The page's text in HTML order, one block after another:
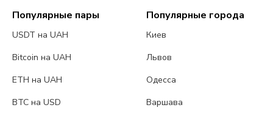
Популярные пары
USDT на UAH
Bitcoin на UAH
ETH на UAH
BTC на USD
Популярные города
Киев
Львов
Одесса
Варшава